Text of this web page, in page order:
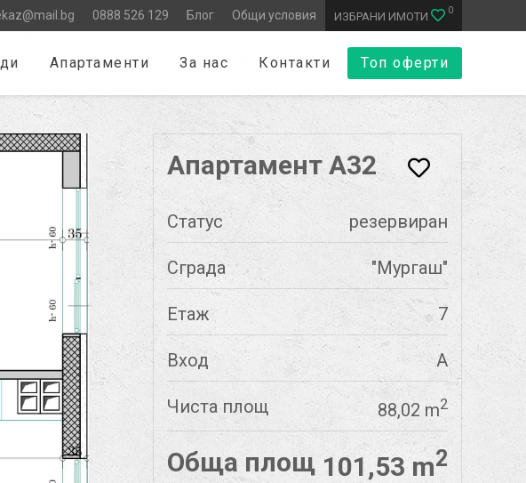
0888 526 129 Блог Общи условия ИЗБРАНИ ИМОТИ 0
Апартаменти За нас Контакти Топ оферти
Апартамент А32
Статус резервиран
Сграда "Мургаш"
Етаж 7
Вход А
Чиста площ 88,02 m2
Обща площ 101,53 m2